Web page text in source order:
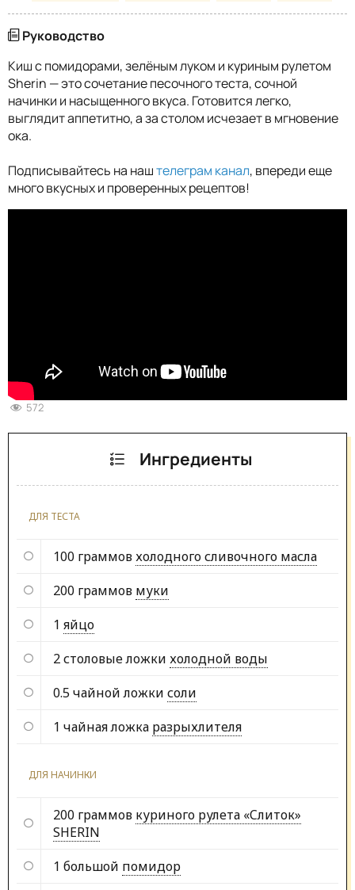
Руководство
Киш с помидорами, зелёным луком и куриным рулетом
Sherin — это сочетание песочного теста, сочной
начинки и насыщенного вкуса. Готовится легко,
выглядит аппетитно, а за столом исчезает в мгновение
ока.
Подписывайтесь на наштелеграм канал, впереди еще
много вкусных и проверенных рецептов!
572
Ингредиенты
ДЛЯ ТЕСТА
100 граммовхолодного сливочного масла
200 граммов муки
1 яйцо
2 столовые ложки холодной воды
0.5 чайной ложки соли
1 чайная ложка разрыхлителя
ДЛЯ НАЧИНКИ
200 граммов куриного рулета «Cлиток»
SHERIN
1 большой помидор